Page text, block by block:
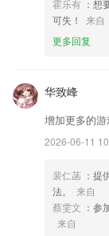
霍乐有 ：想
可失！
来自
更多回复
华致峰
增加更多的
2026-06-11
裴仁菡 ：提
法。
来自
蔡雯文 ：参
来自